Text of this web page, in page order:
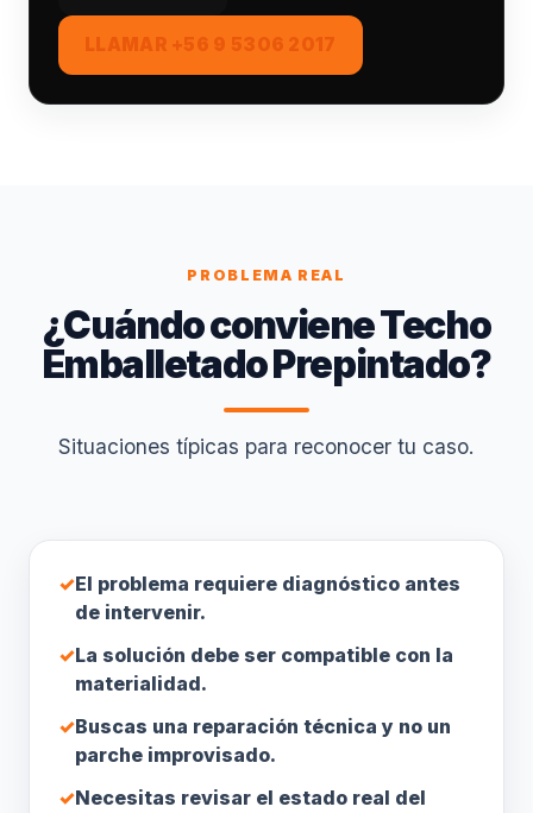
LLAMAR +56 9 5306 2017
PROBLEMA REAL
¿Cuándo conviene Techo
Emballetado Prepintado?
Situaciones típicas para reconocer tu caso.
✓El problema requiere diagnóstico antes
de intervenir.
✓La solución debe ser compatible con la
materialidad.
✓Buscas una reparación técnica y no un
parche improvisado.
✓Necesitas revisar el estado real del